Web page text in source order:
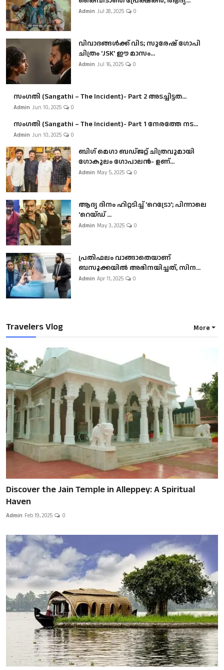
Admin Jul 28, 2025 0
വിവാദങ്ങൾക്ക് വിട; സുരേഷ് ഗോപി
ചിത്രം 'JSK' ഈ മാസം...
Admin Jul 16, 2025 0
സംഗതി (Sangathi – The Incident)- Part 2 അടച്ചിട്ടത...
Admin Jun 10, 2025 0
സംഗതി (Sangathi – The Incident)- Part 1 നേരത്തേ നട...
Admin Jun 10, 2025 0
ബി​ഗ് മെഗാ ബഡ്ജറ്റ് ചിത്രവുമായി
ഗോകുലം ഗോപാലൻ- ഉണ്...
Admin May 5, 2025 0
ആദ്യ ദിനം ഹിറ്റടിച്ച് 'റെട്രോ'; പിന്നാലെ
'റെയ്ഡ് ...
Admin May 3, 2025 0
പ്രതിഫലം വാങ്ങാതെയാണ്
ബസൂക്കയില്‍ അഭിനയിച്ചത്, സിന...
Admin Apr 11, 2025 0
Travelers Vlog More
Discover the Jain Temple in Alleppey: A Spiritual
Haven
Admin Feb 19, 2025 0